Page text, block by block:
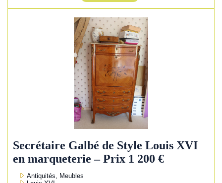
Secrétaire Galbé de Style Louis XVI
en marqueterie – Prix 1 200 €
Antiquités, Meubles